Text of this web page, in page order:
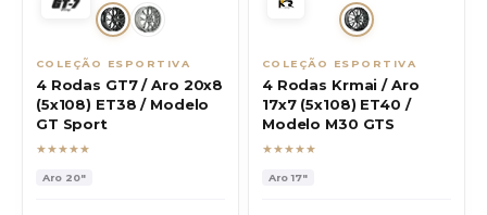
COLEÇÃO ESPORTIVA
4 Rodas GT7 / Aro 20x8
(5x108) ET38 / Modelo
GT Sport
★★★★★
Aro 20"
COLEÇÃO ESPORTIVA
4 Rodas Krmai / Aro
17x7 (5x108) ET40 /
Modelo M30 GTS
★★★★★
Aro17"